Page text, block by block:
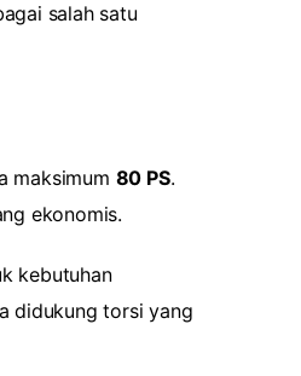
salah satu
maksimum 80 PS.
ekonomis.
kebutuhan
didukung torsi yang